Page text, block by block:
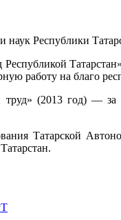
наук Республики
Республикой
работу на благо
(2013 год) — за
Татарской